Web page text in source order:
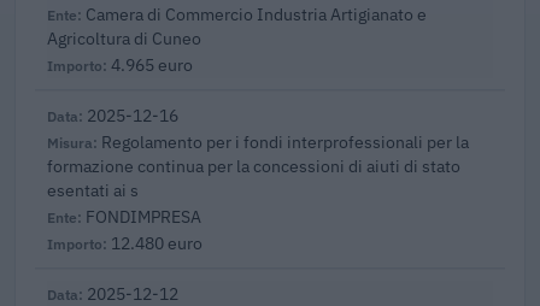
Camera di Commercio Industria Artigianato e
Agricoltura di Cuneo
4.965 euro
2025-12-16
Regolamento per i fondi interprofessionali per la
formazione continua per la concessioni di aiuti di stato
esentati ai s
FONDIMPRESA
12.480 euro
2025-12-12